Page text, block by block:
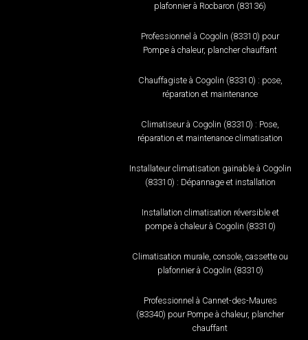
plafonnier à Rocbaron (83136)
Professionnel à Cogolin (83310) pour
Pompe à chaleur, plancher chauffant
Chauffagiste à Cogolin (83310) : pose,
réparation et maintenance
Climatiseur à Cogolin (83310) : Pose,
réparation et maintenance climatisation
Installateur climatisation gainable à Cogolin
(83310) : Dépannage et installation
Installation climatisation réversible et
pompe à chaleur à Cogolin (83310)
Climatisation murale, console, cassette ou
plafonnier à Cogolin (83310)
Professionnel à Cannet-des-Maures
(83340) pour Pompe à chaleur, plancher
chauffant